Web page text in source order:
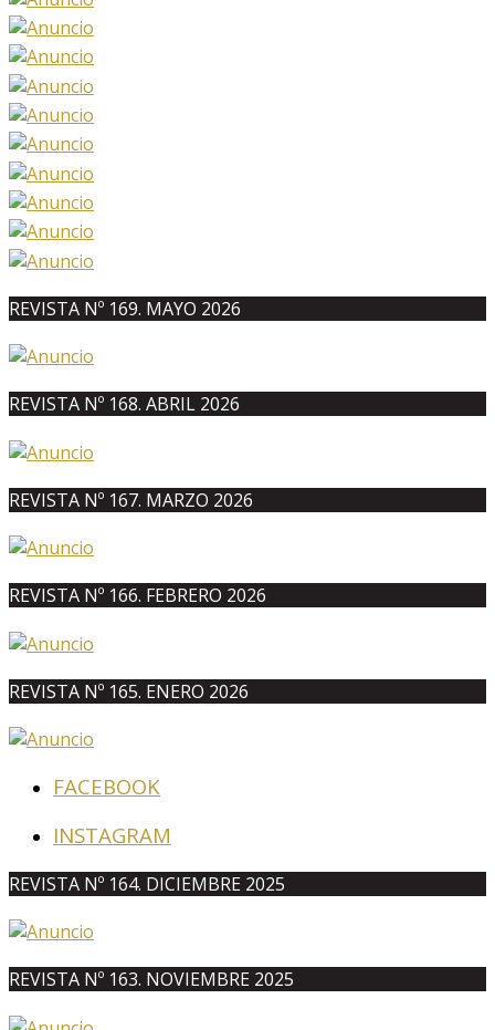
REVISTA Nº 169. MAYO 2026
REVISTA Nº 168. ABRIL 2026
REVISTA Nº 167. MARZO 2026
REVISTA Nº 166. FEBRERO 2026
REVISTA Nº 165. ENERO 2026
FACEBOOK
INSTAGRAM
REVISTA Nº 164. DICIEMBRE 2025
REVISTA Nº 163. NOVIEMBRE 2025